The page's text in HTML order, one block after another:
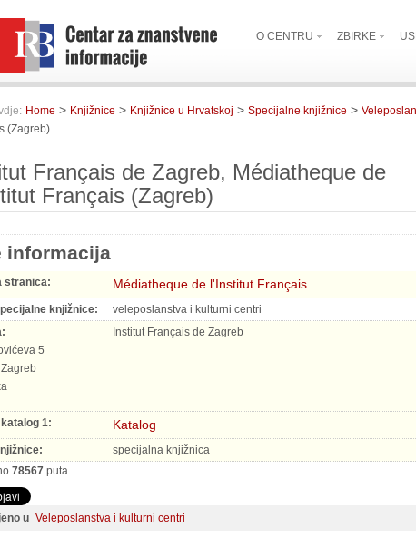
O CENTRU ZBIRKE
Home > Knjižnice > Knjižnice u Hrvatskoj > Specijalne knjižnice >
(Zagreb)
Français de Zagreb, Médiatheque de
Français (Zagreb)
informacija
stranica: Médiatheque de l'Institut Français
knjižnice:
veleposlanstva i kulturni centri
Institut Français de Zagreb
5
1: Katalog
specijalna knjižnica
78567 puta
u Veleposlanstva i kulturni centri